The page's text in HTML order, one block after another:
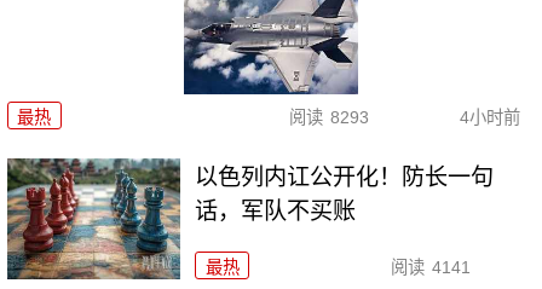
最热 阅读 8293 4小时前
以色列内讧公开化！防长一句
话，军队不买账
最热 阅读 4141